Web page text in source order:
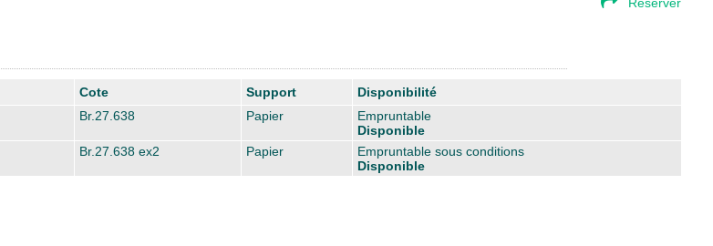
Cote Support
Disponibilité
Br.27.638 Papier
Empruntable
Disponible
Br.27.638 ex2 Papier
Empruntable sous conditions
Disponible